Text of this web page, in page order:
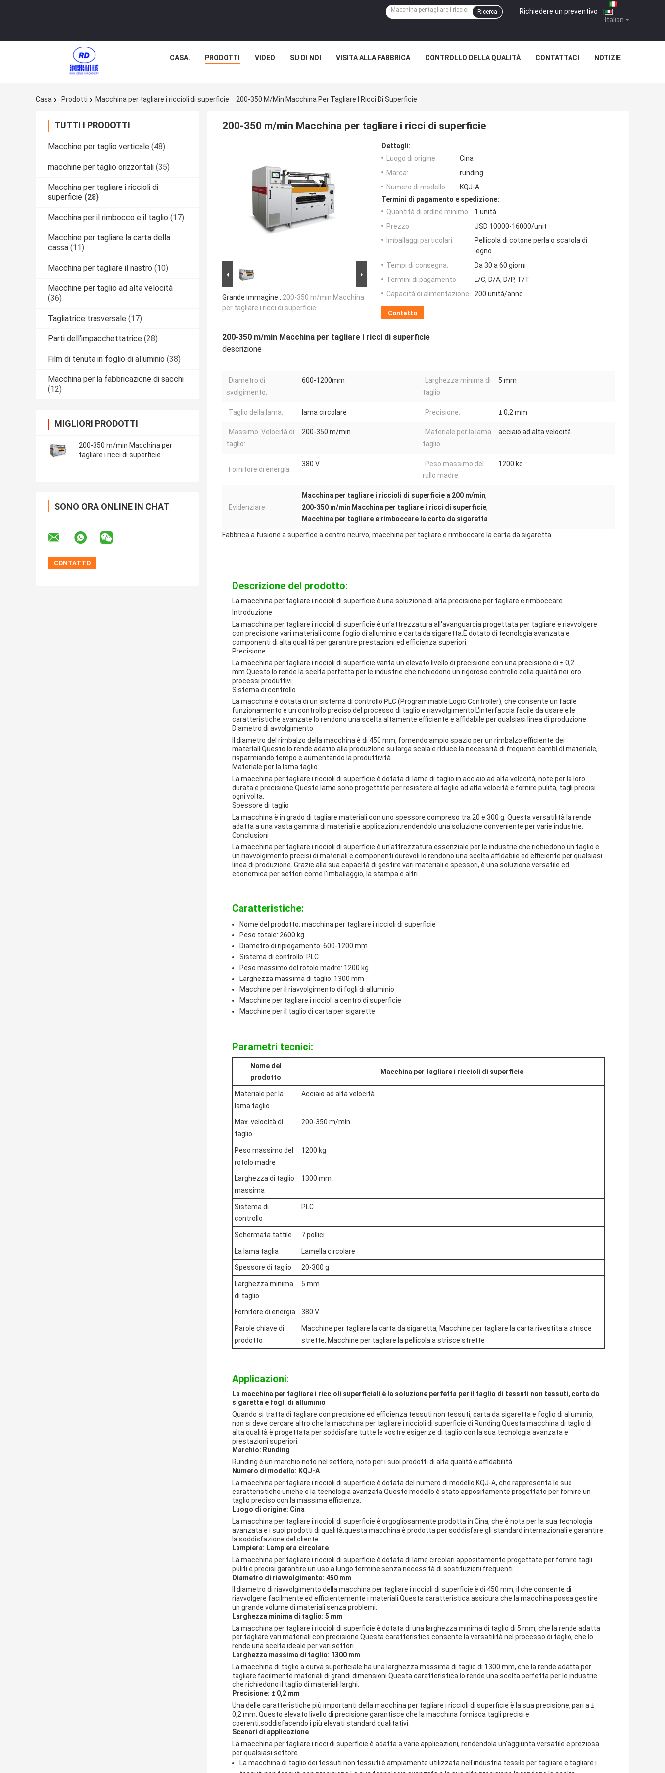
Italian
Richiedere un preventivo |
Ricerca
CASA. PRODOTTI VIDEO SU DI NOI VISITA ALLA FABBRICA CONTROLLO DELLA QUALITÀ CONTATTACI NOTIZIE
Casa Prodotti Macchina per tagliare i riccioli di superficie 200-350 M/min Macchina Per Tagliare I Ricci Di Superficie
TUTTI I PRODOTTI
Macchine per taglio verticale (48)
macchine per taglio orizzontali (35)
Macchina per tagliare i riccioli di
superficie (28)
Macchina per il rimbocco e il taglio (17)
Macchine per tagliare la carta della
cassa (11)
Macchina per tagliare il nastro (10)
Macchine per taglio ad alta velocità
(36)
Tagliatrice trasversale (17)
Parti dell'impacchettatrice (28)
Film di tenuta in foglio di alluminio (38)
Macchina per la fabbricazione di sacchi
(12)
MIGLIORI PRODOTTI
200-350 m/min Macchina per
tagliare i ricci di superficie
SONO ORA ONLINE IN CHAT
200-350 m/min Macchina per tagliare i ricci di superficie
Grande immagine : 200-350 m/min Macchina
per tagliare i ricci di superficie
Dettagli:
Luogo di origine:
Cina
Marca:
runding
Numero di modello:
KQJ-A
Termini di pagamento e spedizione:
Quantità di ordine minimo:
1 unità
Prezzo:
USD 10000-16000/unit
Imballaggi particolari:
Pellicola di cotone perla o scatola di
legno
Tempi di consegna:
Da 30 a 60 giorni
Termini di pagamento:
L/C, D/A, D/P, T/T
Capacità di alimentazione: 200 unità/anno
Contatto
200-350 m/min Macchina per tagliare i ricci di superficie
descrizione
Diametro di
svolgimento:
600-1200mm
Larghezza minima di
taglio:
5 mm
Taglio della lama: lama circolare Precisione: ± 0,2 mm
Massimo. Velocità di
taglio:
200-350 m/min
Materiale per la lama
taglio:
acciaio ad alta velocità
Fornitore di energia:
380 V
Peso massimo del
rullo madre:
1200 kg
Evidenziare:
Macchina per tagliare i riccioli di superficie a 200 m/min,
200-350 m/min Macchina per tagliare i ricci di superficie,
Macchina per tagliare e rimboccare la carta da sigaretta
Fabbrica a fusione a superfice a centro ricurvo, macchina per tagliare e rimboccare la carta da sigaretta
Descrizione del prodotto:
La macchina per tagliare i riccioli di superficie è una soluzione di alta precisione per tagliare e rimboccare
Introduzione
La macchina per tagliare i riccioli di superficie è un'attrezzatura all'avanguardia progettata per tagliare e riavvolgere
con precisione vari materiali come foglio di alluminio e carta da sigaretta.È dotato di tecnologia avanzata e
componenti di alta qualità per garantire prestazioni ed efficienza superiori.
Precisione
La macchina per tagliare i riccioli di superficie vanta un elevato livello di precisione con una precisione di ± 0,2
mm.Questo lo rende la scelta perfetta per le industrie che richiedono un rigoroso controllo della qualità nei loro
processi produttivi.
Sistema di controllo
La macchina è dotata di un sistema di controllo PLC (Programmable Logic Controller), che consente un facile
funzionamento e un controllo preciso del processo di taglio e riavvolgimento.L'interfaccia facile da usare e le
caratteristiche avanzate lo rendono una scelta altamente efficiente e affidabile per qualsiasi linea di produzione.
Diametro di avvolgimento
Il diametro del rimbalzo della macchina è di 450 mm, fornendo ampio spazio per un rimbalzo efficiente dei
materiali.Questo lo rende adatto alla produzione su larga scala e riduce la necessità di frequenti cambi di materiale,
risparmiando tempo e aumentando la produttività.
Materiale per la lama taglio
La macchina per tagliare i riccioli di superficie è dotata di lame di taglio in acciaio ad alta velocità, note per la loro
durata e precisione.Queste lame sono progettate per resistere al taglio ad alta velocità e fornire pulita, tagli precisi
ogni volta.
Spessore di taglio
La macchina è in grado di tagliare materiali con uno spessore compreso tra 20 e 300 g. Questa versatilità la rende
adatta a una vasta gamma di materiali e applicazioni,rendendolo una soluzione conveniente per varie industrie.
Conclusioni
La macchina per tagliare i riccioli di superficie è un'attrezzatura essenziale per le industrie che richiedono un taglio e
un riavvolgimento precisi di materiali.e componenti durevoli lo rendono una scelta affidabile ed efficiente per qualsiasi
linea di produzione. Grazie alla sua capacità di gestire vari materiali e spessori, è una soluzione versatile ed
economica per settori come l'imballaggio, la stampa e altri.
Caratteristiche:
Nome del prodotto: macchina per tagliare i riccioli di superficie
Peso totale: 2600 kg
Diametro di ripiegamento: 600-1200 mm
Sistema di controllo: PLC
Peso massimo del rotolo madre: 1200 kg
Larghezza massima di taglio: 1300 mm
Macchine per il riavvolgimento di fogli di alluminio
Macchine per tagliare i riccioli a centro di superficie
Macchine per il taglio di carta per sigarette
Parametri tecnici:
Nome del
prodotto
Macchina per tagliare i riccioli di superficie
Materiale per la
lama taglio
Acciaio ad alta velocità
Max. velocità di
taglio
200-350 m/min
Peso massimo del
rotolo madre
1200 kg
Larghezza di taglio
massima
1300 mm
Sistema di
controllo
PLC
Schermata tattile 7 pollici
La lama taglia Lamella circolare
Spessore di taglio 20-300 g
Larghezza minima
di taglio
5 mm
Fornitore di energia 380 V
Parole chiave di
prodotto
Macchine per tagliare la carta da sigaretta, Macchine per tagliare la carta rivestita a strisce
strette, Macchine per tagliare la pellicola a strisce strette
Applicazioni:
La macchina per tagliare i riccioli superficiali è la soluzione perfetta per il taglio di tessuti non tessuti, carta da
sigaretta e fogli di alluminio
Quando si tratta di tagliare con precisione ed efficienza tessuti non tessuti, carta da sigaretta e foglio di alluminio,
non si deve cercare altro che la macchina per tagliare i riccioli di superficie di Runding.Questa macchina di taglio di
alta qualità è progettata per soddisfare tutte le vostre esigenze di taglio con la sua tecnologia avanzata e
prestazioni superiori.
Marchio: Runding
Runding è un marchio noto nel settore, noto per i suoi prodotti di alta qualità e affidabilità.
Numero di modello: KQJ-A
La macchina per tagliare i riccioli di superficie è dotata del numero di modello KQJ-A, che rappresenta le sue
caratteristiche uniche e la tecnologia avanzata.Questo modello è stato appositamente progettato per fornire un
taglio preciso con la massima efficienza.
Luogo di origine: Cina
La macchina per tagliare i riccioli di superficie è orgogliosamente prodotta in Cina, che è nota per la sua tecnologia
avanzata e i suoi prodotti di qualità.questa macchina è prodotta per soddisfare gli standard internazionali e garantire
la soddisfazione del cliente.
Lampiera: Lampiera circolare
La macchina per tagliare i riccioli di superficie è dotata di lame circolari appositamente progettate per fornire tagli
puliti e precisi.garantire un uso a lungo termine senza necessità di sostituzioni frequenti.
Diametro di riavvolgimento: 450 mm
Il diametro di riavvolgimento della macchina per tagliare i riccioli di superficie è di 450 mm, il che consente di
riavvolgere facilmente ed efficientemente i materiali.Questa caratteristica assicura che la macchina possa gestire
un grande volume di materiali senza problemi.
Larghezza minima di taglio: 5 mm
La macchina per tagliare i riccioli di superficie è dotata di una larghezza minima di taglio di 5 mm, che la rende adatta
per tagliare vari materiali con precisione.Questa caratteristica consente la versatilità nel processo di taglio, che lo
rende una scelta ideale per vari settori.
Larghezza massima di taglio: 1300 mm
La macchina di taglio a curva superficiale ha una larghezza massima di taglio di 1300 mm, che la rende adatta per
tagliare facilmente materiali di grandi dimensioni.Questa caratteristica lo rende una scelta perfetta per le industrie
che richiedono il taglio di materiali larghi.
Precisione: ± 0,2 mm
Una delle caratteristiche più importanti della macchina per tagliare i riccioli di superficie è la sua precisione, pari a ±
0,2 mm. Questo elevato livello di precisione garantisce che la macchina fornisca tagli precisi e
coerenti,soddisfacendo i più elevati standard qualitativi.
Scenari di applicazione
La macchina per tagliare i ricci di superficie è adatta a varie applicazioni, rendendola un'aggiunta versatile e preziosa
per qualsiasi settore.
La macchina di taglio dei tessuti non tessuti è ampiamente utilizzata nell'industria tessile per tagliare e tagliare i